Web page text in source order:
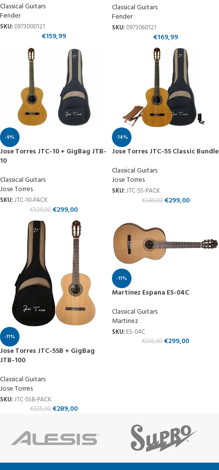
Classical Guitars
Fender
SKU: 0973000121
€159,99
Classical Guitars
Fender
SKU: 0973060121
€169,99
-9%
Jose Torres JTC-10 + GigBag JTB-
10
Classical Guitars
Jose Torres
SKU:JTC-10-PACK
€329,00 €299,00
-14%
Jose Torres JTC-5S Classic Bundle
Classical Guitars
Jose Torres
SKU:JTC-5S-PACK
€349,00 €299,00
-11%
Jose Torres JTC-5SB + GigBag
JTB-100
Classical Guitars
Jose Torres
SKU:JTC-5SB-PACK
€325,00 €289,00
-11%
Martinez Espana ES-04C
Classical Guitars
Martinez
SKU: ES-04C
€335,00 €299,00